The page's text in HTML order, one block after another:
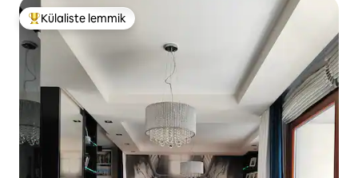
Külaliste suur lemmik
Külaliste lemmik